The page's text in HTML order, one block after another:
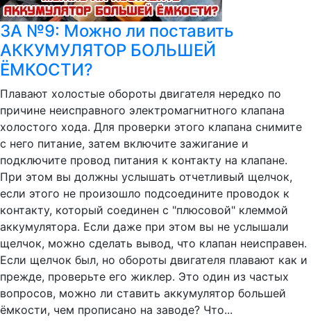
ЗА №9: Можно ли поставить
АККУМУЛЯТОР БОЛЬШЕЙ
ЁМКОСТИ?
Плавают холостые обороты двигателя нередко по
причине неисправного электромагнитного клапана
холостого хода. Для проверки этого клапана снимите
с него питание, затем включите зажигание и
подключите провод питания к контакту на клапане.
При этом вы должны услышать отчетливый щелчок,
если этого не произошло подсоедините проводок к
контакту, который соединен с "плюсовой" клеммой
аккумулятора. Если даже при этом вы не услышали
щелчок, можно сделать вывод, что клапан неисправен.
Если щелчок был, но обороты двигателя плавают как и
прежде, проверьте его жиклер. Это один из частых
вопросов, можно ли ставить аккумулятор большей
ёмкости, чем прописано на заводе? Что...